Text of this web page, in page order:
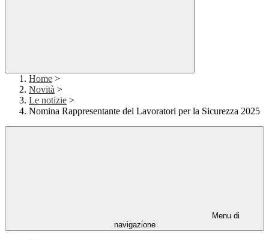
Home >
Novità >
Le notizie >
Nomina Rappresentante dei Lavoratori per la Sicurezza 2025
Menu di
navigazione